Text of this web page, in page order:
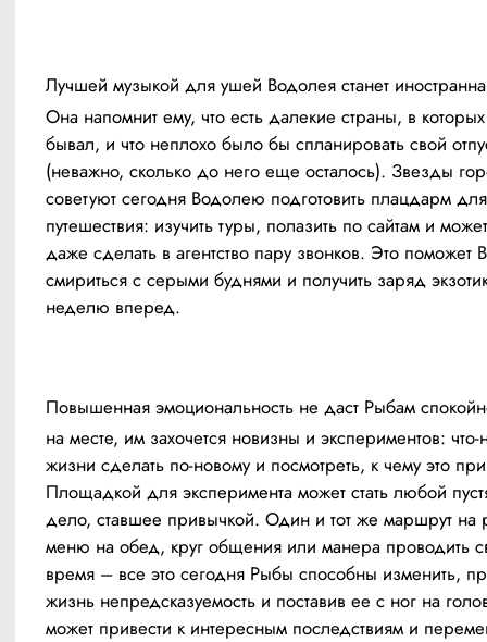
Лучшей музыкой для ушей Водолея станет
Она напомнит ему, что есть далекие страны, в
бывал, и что неплохо было бы спланировать свой
(неважно, сколько до него еще осталось). Звезды
советуют сегодня Водолею подготовить плацдарм для
путешествия: изучить туры, полазить по сайтам и
даже сделать в агентство пару звонков. Это поможет
смириться с серыми буднями и получить заряд
неделю вперед.
Повышенная эмоциональность не даст Рыбам
на месте, им захочется новизны и экспериментов: что-
жизни сделать по-новому и посмотреть, к чему это
Площадкой для эксперимента может стать любой
дело, ставшее привычкой. Один и тот же маршрут на
меню на обед, круг общения или манера проводить
время – все это сегодня Рыбы способны изменить,
жизнь непредсказуемость и поставив ее с ног на
может привести к интересным последствиям и